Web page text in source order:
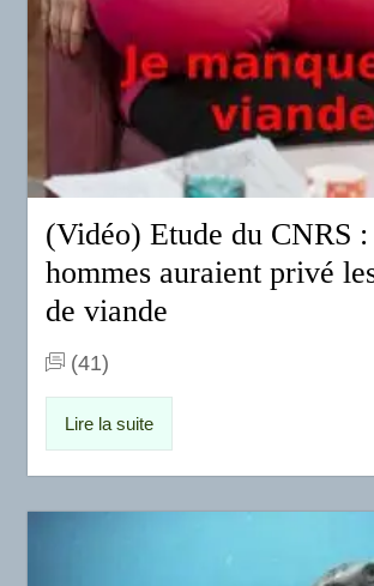
(Vidéo) Etude du CNRS :
hommes auraient privé
de viande
(41)
Lire la suite